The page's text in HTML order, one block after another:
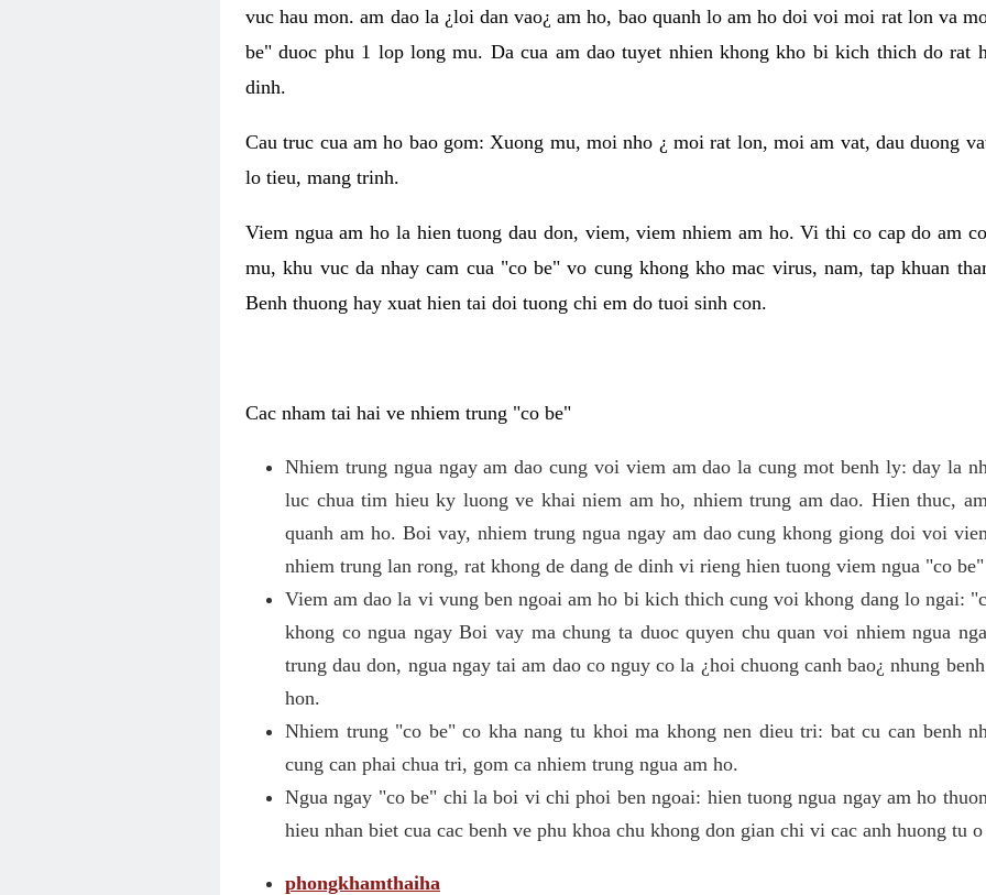
vuc hau mon. am dao la ¿loi dan vao¿ am ho, bao quanh lo am ho doi voi moi rat lon va
be" duoc phu 1 lop long mu. Da cua am dao tuyet nhien khong kho bi kich thich do rat
dinh.
Cau truc cua am ho bao gom: Xuong mu, moi nho ¿ moi rat lon, moi am vat, dau duong
lo tieu, mang trinh.
Viem ngua am ho la hien tuong dau don, viem, viem nhiem am ho. Vi thi co cap do am
mu, khu vuc da nhay cam cua "co be" vo cung khong kho mac virus, nam, tap khuan
Benh thuong hay xuat hien tai doi tuong chi em do tuoi sinh con.
Cac nham tai hai ve nhiem trung "co be"
Nhiem trung ngua ngay am dao cung voi viem am dao la cung mot benh ly: day la
luc chua tim hieu ky luong ve khai niem am ho, nhiem trung am dao. Hien thuc,
quanh am ho. Boi vay, nhiem trung ngua ngay am dao cung khong giong doi voi
nhiem trung lan rong, rat khong de dang de dinh vi rieng hien tuong viem ngua "co
Viem am dao la vi vung ben ngoai am ho bi kich thich cung voi khong dang lo ngai:
khong co ngua ngay Boi vay ma chung ta duoc quyen chu quan voi nhiem ngua
trung dau don, ngua ngay tai am dao co nguy co la ¿hoi chuong canh bao¿ nhung
hon.
Nhiem trung "co be" co kha nang tu khoi ma khong nen dieu tri: bat cu can benh
cung can phai chua tri, gom ca nhiem trung ngua am ho.
Ngua ngay "co be" chi la boi vi chi phoi ben ngoai: hien tuong ngua ngay am ho
hieu nhan biet cua cac benh ve phu khoa chu khong don gian chi vi cac anh huong tu
phongkhamthaiha